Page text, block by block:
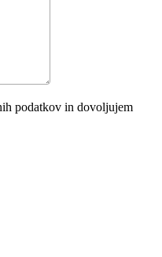
podatkov in dovoljujem